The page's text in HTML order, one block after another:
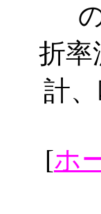
折率
計
[ホ